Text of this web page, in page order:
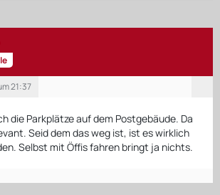
21:37
die Parkplätze auf dem Postgebäude. Da
Seid dem das weg ist, ist es wirklich
Selbst mit Öffis fahren bringt ja nichts.